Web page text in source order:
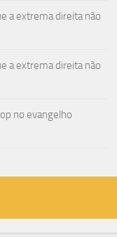
a extrema direita não
a extrema direita não
no evangelho